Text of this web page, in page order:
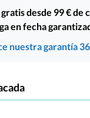
desde 99 € de
en fecha
nuestra garantía